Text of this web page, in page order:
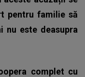
pentru familie să
nu este deasupra
complet cu